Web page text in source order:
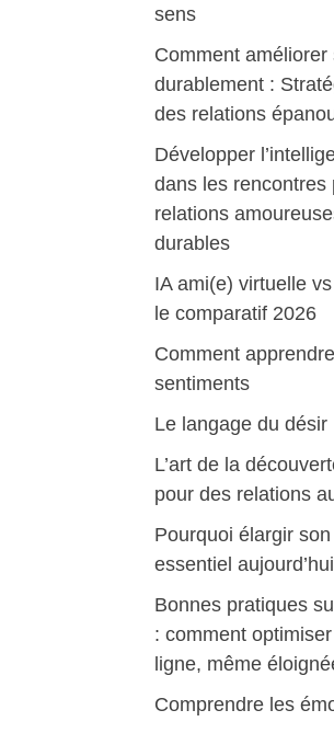
sens
Comment
durablement :
des relations
Développer
dans les rencontres
relations
durables
IA ami(e) virtuelle
le comparatif 2026
Comment
sentiments
Le langage du désir
L’art de la
pour des relations
Pourquoi élargir
essentiel aujourd’hui
Bonnes pratiques
: comment
ligne, même
Comprendre les